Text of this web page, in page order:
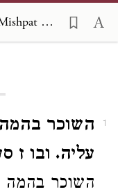
Shulchan Arukh, Choshen Mishpat 308
1
השוכר בהמה
עליה. ובו ז
השוכר בהמה